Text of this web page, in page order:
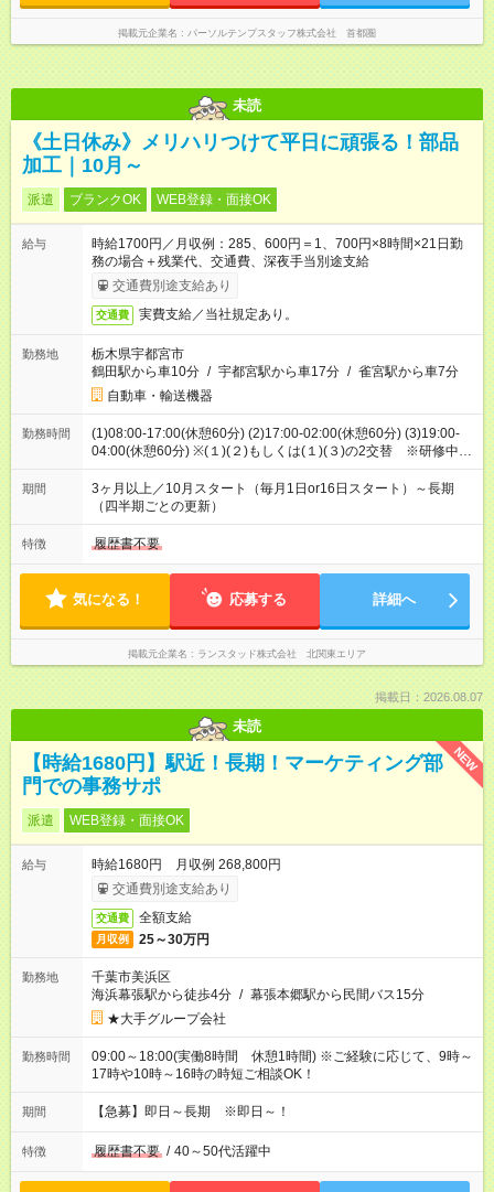
掲載元企業名 パーソルテンプスタッフ株式会社 首都圏
未読
《土日休み》メリハリつけて平日に頑張る！部品
加工｜10月～
派遣 ブランクOK WEB登録・面接OK
給与
時給1700円／月収例：285、600円＝1、700円×8時間×21日勤
務の場合＋残業代、交通費、深夜手当別途支給
交通費別途支給あり
交通費 実費支給／当社規定あり。
勤務地
栃木県宇都宮市
鶴田駅から車10分 / 宇都宮駅から車17分 / 雀宮駅から車7分
自動車・輸送機器
勤務時間
(1)08:00-17:00(休憩60分) (2)17:00-02:00(休憩60分) (3)19:00-
04:00(休憩60分) ※(１)(２)もしくは(１)(３)の2交替 ※研修中
（2ヶ月間）は(１)の日勤固定
期間
3ヶ月以上／10月スタート（毎月1日or16日スタート）～長期
（四半期ごとの更新）
特徴 履歴書不要
気になる！ 応募する 詳細へ
掲載元企業名 ランスタッド株式会社 北関東エリア
掲載日：2026.08.07
未読
NEW
【時給1680円】駅近！長期！マーケティング部
門での事務サポ
派遣 WEB登録・面接OK
給与
時給1680円 月収例 268,800円
交通費別途支給あり
交通費 全額支給
月収例 25～30万円
勤務地
千葉市美浜区
海浜幕張駅から徒歩4分 / 幕張本郷駅から民間バス15分
★大手グループ会社
勤務時間
09:00～18:00(実働8時間 休憩1時間) ※ご経験に応じて、9時～
17時や10時～16時の時短ご相談OK！
期間 【急募】即日～長期 ※即日～！
特徴 履歴書不要 / 40～50代活躍中